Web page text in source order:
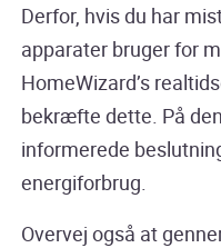
Derfor, hvis du har
apparater bruger for
HomeWizard’s
bekræfte dette. På
informerede
energiforbrug.
Overvej også at